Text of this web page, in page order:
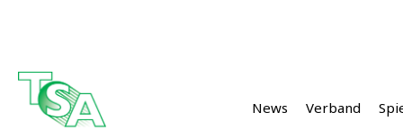
News Verband